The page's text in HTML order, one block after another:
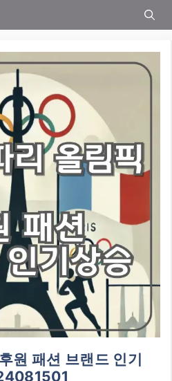
원 패션 브랜드 인기